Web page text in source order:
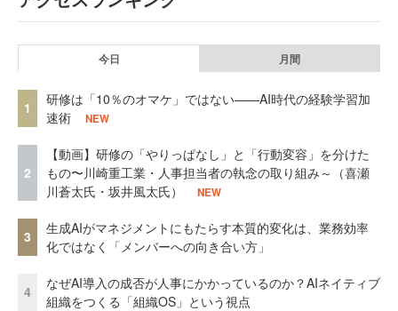
今日 月間
1
研修は「10％のオマケ」ではない——AI時代の経験学習加
速術
NEW
2
【動画】研修の「やりっぱなし」と「行動変容」を分けた
もの〜川崎重工業・人事担当者の執念の取り組み～（喜瀬
川蒼太氏・坂井風太氏）
NEW
3
生成AIがマネジメントにもたらす本質的変化は、業務効率
化ではなく「メンバーへの向き合い方」
4
なぜAI導入の成否が人事にかかっているのか？AIネイティブ
組織をつくる「組織OS」という視点